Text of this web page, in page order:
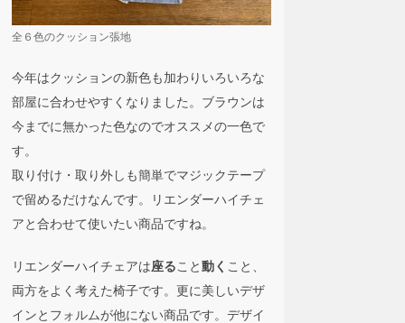
全６色のクッション張地
今年はクッションの新色も加わりいろいろな
部屋に合わせやすくなりました。ブラウンは
今までに無かった色なのでオススメの一色で
す。
取り付け・取り外しも簡単でマジックテープ
で留めるだけなんです。リエンダーハイチェ
アと合わせて使いたい商品ですね。
リエンダーハイチェアは座ること動く こと、
両方をよく考えた椅子です。更に美しいデザ
インとフォルムが他にない商品です。デザイ